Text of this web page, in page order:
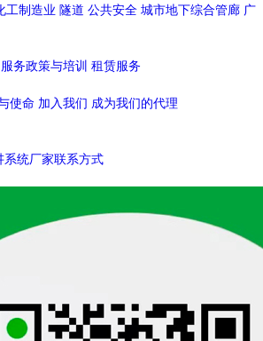
工制造业 隧道 公共安全 城市地下综合管廊 广
服务政策与培训 租赁服务
使命 加入我们 成为我们的代理